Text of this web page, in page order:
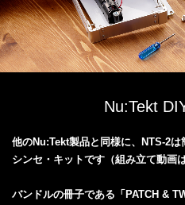
Nu:Tekt
他のNu:Tekt製品と同様に、NTS-2
シンセ・キットです（組み立て動画
バンドルの冊子である「PATCH &